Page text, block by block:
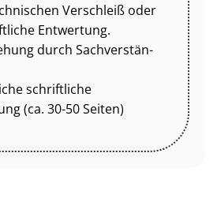
Verschleiß oder
Entwertung.
durch Sach­ver­stän­
schriftliche
(ca. 30-50 Seiten)